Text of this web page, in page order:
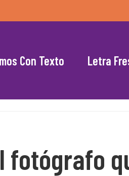
Con Texto Letra
fotógrafo